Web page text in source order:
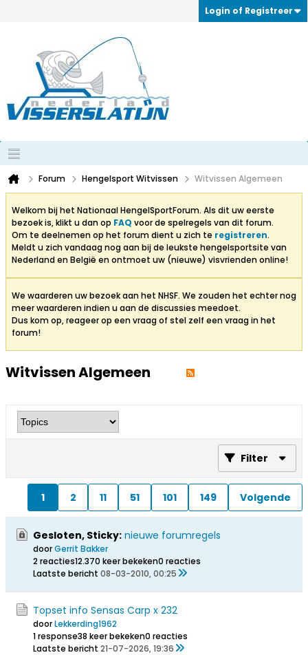
Login of Registreer
Forum Hengelsport Witvissen Witvissen Algemeen
Welkom bij het Nationaal HengelSportForum. Als dit uw eerste
bezoek is, klikt u dan op FAQ voor de spelregels van dit forum.
Om te deelnemen op het forum dient u zich te registreren.
Meldt u zich vandaag nog aan bij de leukste hengelsportsite van
Nederland en België en ontmoet uw (nieuwe) visvrienden online!
We waarderen uw bezoek aan het NHSF. We zouden het echter nog
meer waarderen indien u aan de discussies meedoet.
Dus kom op, reageer op een vraag of stel zelf een vraag in het
forum!
Witvissen Algemeen
Filter
1 2 11 51 101 149 Volgende
Gesloten, Sticky: nieuwe forumregels
doorGerrit Bakker
2 reacties12.370 keer bekeken0 reacties
Laatste bericht 08-03-2010, 00:25
Topset info Sensas Carp x 232
doorLekkerding1962
1 response38 keer bekeken0 reacties
Laatste bericht 21-07-2026, 19:36